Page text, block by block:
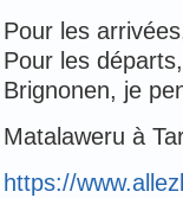
Pour les
Pour les
Brignonen, je
Matalaweru à
https://